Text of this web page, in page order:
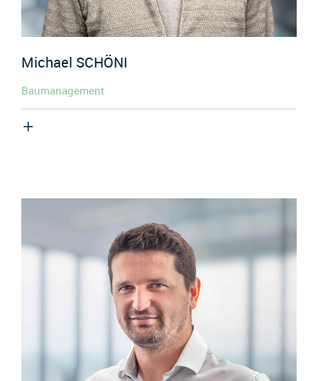
Michael SCHÖNI
Baumanagement